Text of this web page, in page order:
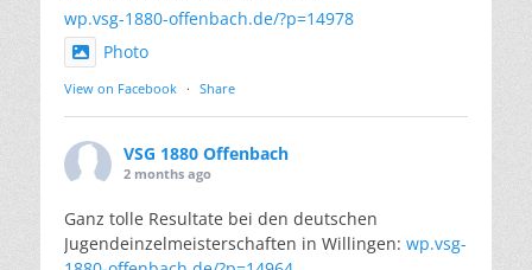
wp.vsg-1880-offenbach.de/?p=14978
Photo
View on Facebook · Share
VSG 1880 Offenbach
2 months ago
Ganz tolle Resultate bei den deutschen
Jugendeinzelmeisterschaften in Willingen: wp.vsg-